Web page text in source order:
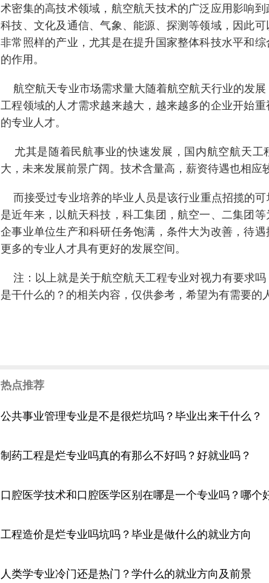
术密集的高技术领域，航空航天技术的广泛应用影响到
科技、文化及通信、气象、能源、探测等领域，因此
非常照样的产业，尤其是在提升国家整体科技水平和
的作用。
航空航天专业市场需求量大随着航空航天行业的发展
工程领域的人才需求越来越大，越来越多的企业开始
的专业人才。
尤其是随着民航事业的快速发展，国内航空航天工
大，未来发展前景广阔。技术含量高，薪资待遇也相应
而接受过专业培养的毕业人员是该行业重点招揽的可
是近年来，以航天科技，科工集团，航空一、二集团
企事业单位生产和科研任务饱满，条件大为改善，待
更多的专业人才具有更好的发展空间。
注：以上就是关于航空航天工程专业对视力有要求吗
是干什么的？的相关内容，仅供参考，希望为有需要的
热点推荐
公共事业管理专业是不是很烂坑吗？毕业出来干什么？
制药工程是烂专业吗真的有那么不好吗？好就业吗？
口腔医学技术和口腔医学区别在哪是一个专业吗？哪个
工程造价是烂专业吗坑吗？毕业是做什么的就业方向
人类学专业冷门还是热门？学什么的就业方向及前景